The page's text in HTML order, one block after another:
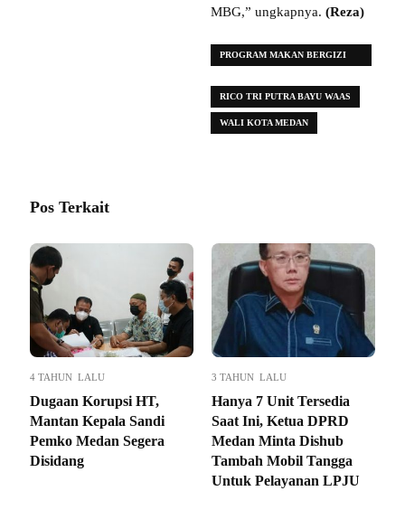
MBG,” ungkapnya. (Reza)
PROGRAM MAKAN BERGIZI
RICO TRI PUTRA BAYU WAAS
WALI KOTA MEDAN
Pos Terkait
4 TAHUN LALU
Dugaan Korupsi HT,
Mantan Kepala Sandi
Pemko Medan Segera
Disidang
3 TAHUN LALU
Hanya 7 Unit Tersedia
Saat Ini, Ketua DPRD
Medan Minta Dishub
Tambah Mobil Tangga
Untuk Pelayanan LPJU